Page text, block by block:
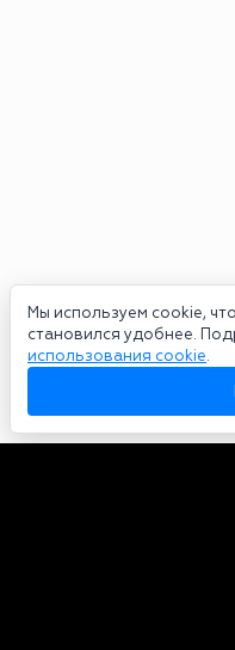
Мы используем cookie,
становился удобнее.
использования cookie.